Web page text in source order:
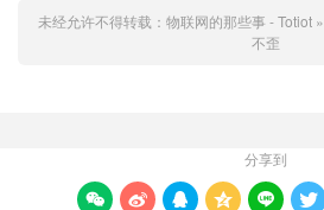
未经允许不得转载： 物联网的那些事 - Totiot »
不歪
分享到
     